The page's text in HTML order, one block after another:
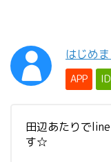
はじめ
APP ID
田辺あたりで
す☆